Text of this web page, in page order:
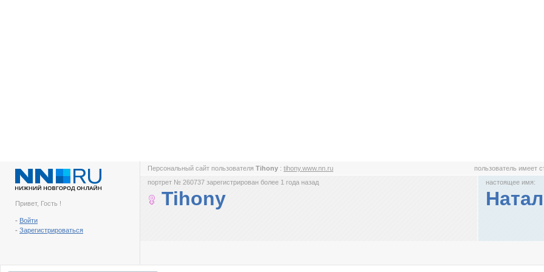
Привет, Гость !
- Войти
- Зарегистрироваться
Персональный сайт пользователя Tihony : tihony.www.nn.ru пользователь имеет
портрет № 260737 зарегистрирован более 1 года назад
Tihony
настоящее имя: